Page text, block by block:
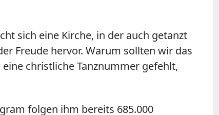
sich eine Kirche, in der auch getanzt
Freude hervor. Warum sollten wir das
christliche Tanznummer gefehlt,
folgen ihm bereits 685.000